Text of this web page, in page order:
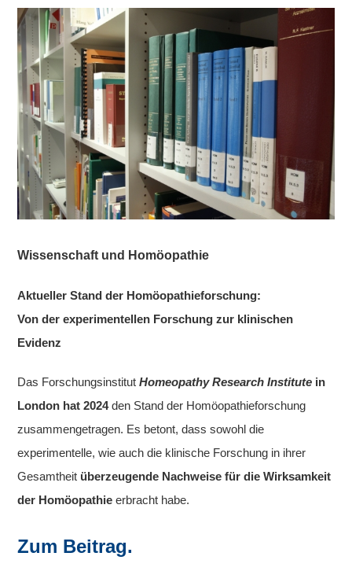
Wissenschaft und Homöopathie
Aktueller Stand der Homöopathieforschung:
Von der experimentellen Forschung zur klinischen
Evidenz
Das ForschungsinstitutHomeopathy Research Institute in
London hat 2024den Stand der Homöopathieforschung
zusammengetragen. Es betont, dass sowohl die
experimentelle, wie auch die klinische Forschung in ihrer
Gesamtheit überzeugende Nachweise für die Wirksamkeit
der Homöopathie erbracht habe.
Zum Beitrag.